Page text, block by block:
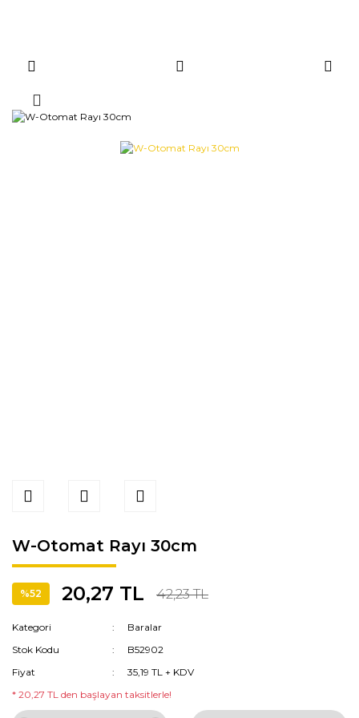
W-Otomat Rayı 30cm
%52 20,27 TL 42,23 TL
Kategori
Baralar
Stok Kodu
B52902
Fiyat
35,19 TL + KDV
* 20,27 TL den başlayan taksitlerle!